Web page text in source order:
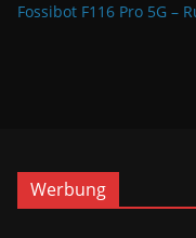
Fossibot F116 Pro 5G –
Werbung